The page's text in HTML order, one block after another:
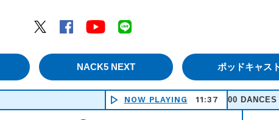
Twitter
Facebook YouTube
NACK5 NEXT ポッドキャスト
NOW PLAYING 11:37
LAND OF 1000 DANCES - THE